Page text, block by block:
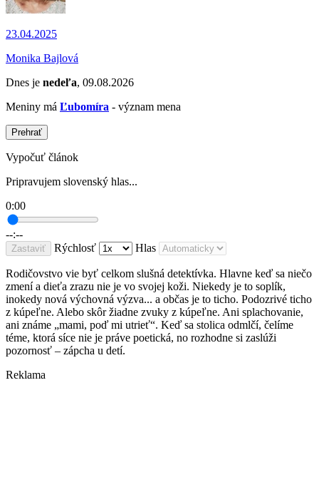
23.04.2025
Monika Bajlová
Dnes je nedeľa, 09.08.2026
Meniny má Ľubomíra - význam mena
Prehrať
Vypočuť článok
Pripravujem slovenský hlas...
0:00
--:--
Zastaviť Rýchlosť Hlas
Rodičovstvo vie byť celkom slušná detektívka. Hlavne keď sa niečo
zmení a dieťa zrazu nie je vo svojej koži. Niekedy je to soplík,
inokedy nová výchovná výzva... a občas je to ticho. Podozrivé ticho
z kúpeľne. Alebo skôr žiadne zvuky z kúpeľne. Ani splachovanie,
ani známe „mami, poď mi utrieť“. Keď sa stolica odmlčí, čelíme
téme, ktorá síce nie je práve poetická, no rozhodne si zaslúži
pozornosť – zápcha u detí.
Reklama